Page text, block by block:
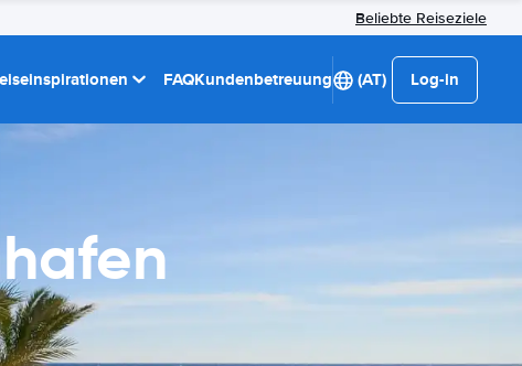
Beliebte Reiseziele
FAQKundenbetreuung (AT) Log-in